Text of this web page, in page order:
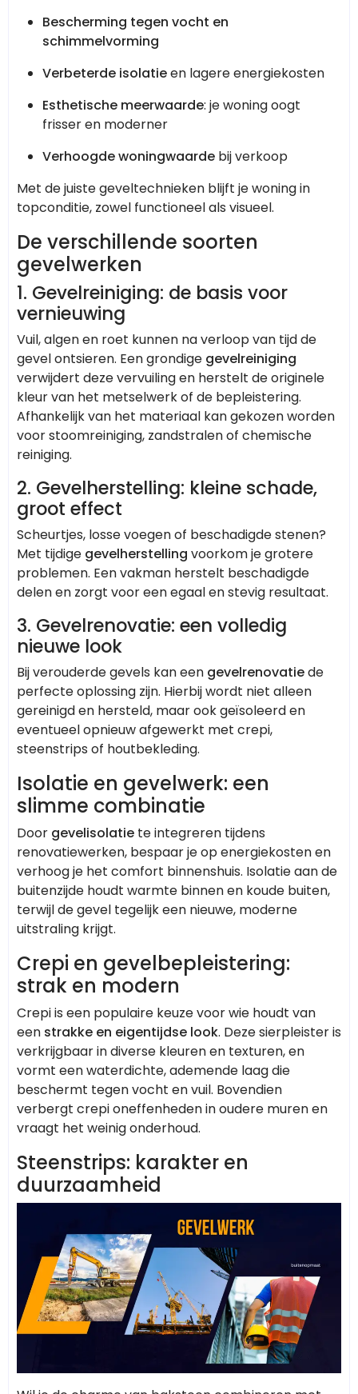
Bescherming tegen vocht en
schimmelvorming
Verbeterde isolatieen lagere energiekosten
Esthetische meerwaarde: je woning oogt
frisser en moderner
Verhoogde woningwaarde bij verkoop
Met de juiste geveltechnieken blijft je woning in
topconditie, zowel functioneel als visueel.
De verschillende soorten
gevelwerken
1. Gevelreiniging: de basis voor
vernieuwing
Vuil, algen en roet kunnen na verloop van tijd de
gevel ontsieren. Een grondige gevelreiniging
verwijdert deze vervuiling en herstelt de originele
kleur van het metselwerk of de bepleistering.
Afhankelijk van het materiaal kan gekozen worden
voor stoomreiniging, zandstralen of chemische
reiniging.
2. Gevelherstelling: kleine schade,
groot effect
Scheurtjes, losse voegen of beschadigde stenen?
Met tijdige gevelherstelling voorkom je grotere
problemen. Een vakman herstelt beschadigde
delen en zorgt voor een egaal en stevig resultaat.
3. Gevelrenovatie: een volledig
nieuwe look
Bij verouderde gevels kan een gevelrenovatiede
perfecte oplossing zijn. Hierbij wordt niet alleen
gereinigd en hersteld, maar ook geïsoleerd en
eventueel opnieuw afgewerkt met crepi,
steenstrips of houtbekleding.
Isolatie en gevelwerk: een
slimme combinatie
Door gevelisolatie te integreren tijdens
renovatiewerken, bespaar je op energiekosten en
verhoog je het comfort binnenshuis. Isolatie aan de
buitenzijde houdt warmte binnen en koude buiten,
terwijl de gevel tegelijk een nieuwe, moderne
uitstraling krijgt.
Crepi en gevelbepleistering:
strak en modern
Crepi is een populaire keuze voor wie houdt van
een strakke en eigentijdse look. Deze sierpleister is
verkrijgbaar in diverse kleuren en texturen, en
vormt een waterdichte, ademende laag die
beschermt tegen vocht en vuil. Bovendien
verbergt crepi oneffenheden in oudere muren en
vraagt het weinig onderhoud.
Steenstrips: karakter en
duurzaamheid